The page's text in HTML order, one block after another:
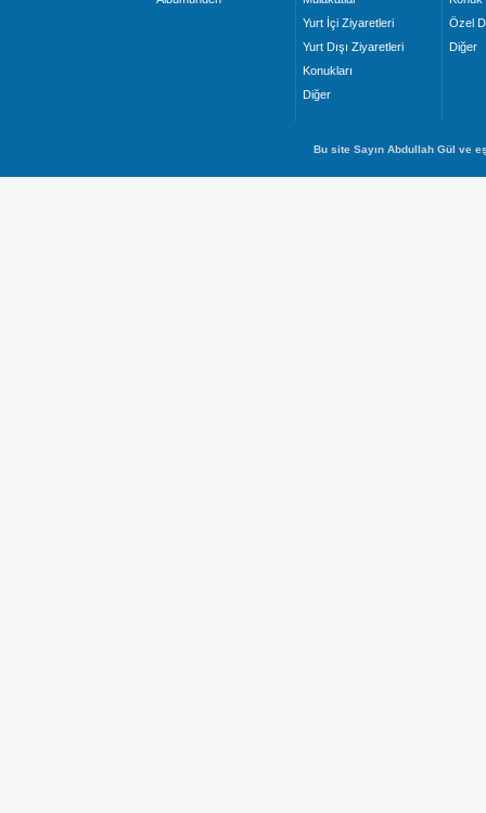
Yurt İçi Ziyaretleri
Yurt Dışı Ziyaretleri
Konukları
Diğer
Özel
Diğer
Bu site Sayın Abdullah Gül ve